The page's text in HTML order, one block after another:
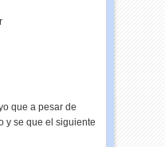
que a pesar de
y se que el siguiente